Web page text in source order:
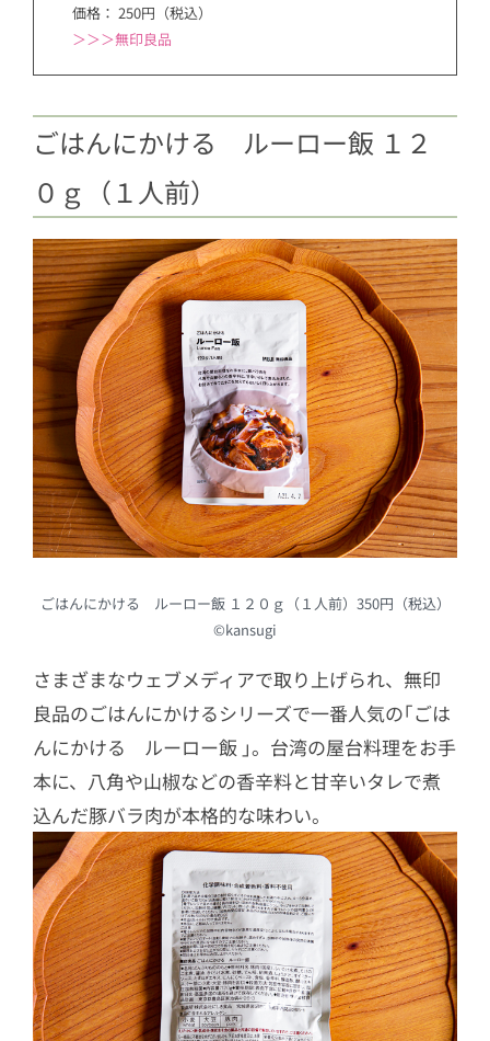
価格： 250円（税込）
＞＞＞無印良品
ごはんにかける ルーロー飯 １２
０ｇ（１人前）
ごはんにかける ルーロー飯 １２０ｇ（１人前）350円（税込）
©kansugi
さまざまなウェブメディアで取り上げられ、無印
良品のごはんにかけるシリーズで一番人気の｢ごは
んにかける ルーロー飯 ｣。台湾の屋台料理をお手
本に、八角や山椒などの香辛料と甘辛いタレで煮
込んだ豚バラ肉が本格的な味わい。